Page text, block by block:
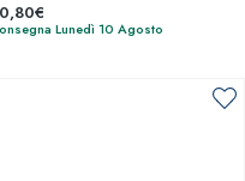
Lunedì 10 Agosto